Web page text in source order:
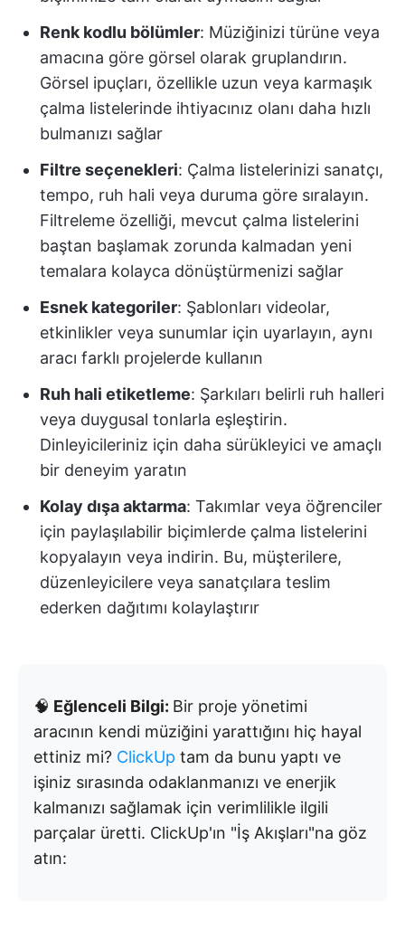
Renk kodlu bölümler: Müziğinizi türüne veya
amacına göre görsel olarak gruplandırın.
Görsel ipuçları, özellikle uzun veya karmaşık
çalma listelerinde ihtiyacınız olanı daha hızlı
bulmanızı sağlar
Filtre seçenekleri: Çalma listelerinizi sanatçı,
tempo, ruh hali veya duruma göre sıralayın.
Filtreleme özelliği, mevcut çalma listelerini
baştan başlamak zorunda kalmadan yeni
temalara kolayca dönüştürmenizi sağlar
Esnek kategoriler: Şablonları videolar,
etkinlikler veya sunumlar için uyarlayın, aynı
aracı farklı projelerde kullanın
Ruh hali etiketleme: Şarkıları belirli ruh halleri
veya duygusal tonlarla eşleştirin.
Dinleyicileriniz için daha sürükleyici ve amaçlı
bir deneyim yaratın
Kolay dışa aktarma: Takımlar veya öğrenciler
için paylaşılabilir biçimlerde çalma listelerini
kopyalayın veya indirin. Bu, müşterilere,
düzenleyicilere veya sanatçılara teslim
ederken dağıtımı kolaylaştırır
🧠 Eğlenceli Bilgi: Bir proje yönetimi
aracının kendi müziğini yarattığını hiç hayal
ettiniz mi? ClickUp tam da bunu yaptı ve
işiniz sırasında odaklanmanızı ve enerjik
kalmanızı sağlamak için verimlilikle ilgili
parçalar üretti. ClickUp'ın "İş Akışları"na göz
atın: